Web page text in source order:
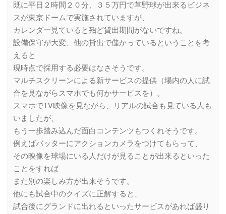
既に平日２時間２０分、３５万円で草野球が出来るビジネ
スが東京ドームで実施されていますが、
カレンダー見ていると殆ど貸出期間がないですね。
設備保守が大変、他の貸出で儲かっているということを考
えると
現時点で採用する必要はなさそうです。
マルチスクリーンによる新サービスの提供（場内の人に試
合を見ながらスマホでも何かサービスを）。
スマホでTV映像を見ながら、リアルの試合も見ている人も
いましたが、
もう一歩踏み込んだ面白コンテンツもつくれそうです。
例えばバッターにアクションカメラをつけてもらって、
その映像を球場にいる人だけが見ることが出来るといった
ことをすれば
また別の楽しみ方が出来そうです。
他にも試合中のクイズに正解すると、
試合後にグランドに出れるといったサービスがあれば盛り